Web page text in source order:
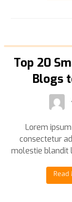
Top 20
Blogs
Lorem
consectetur
molestie blandit
Read